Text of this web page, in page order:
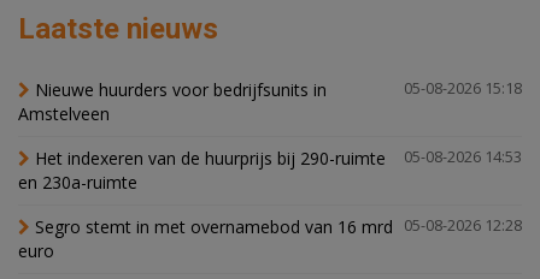
Laatste nieuws
05-08-2026 15:18
Nieuwe huurders voor bedrijfsunits in
Amstelveen
05-08-2026 14:53
Het indexeren van de huurprijs bij 290-ruimte
en 230a-ruimte
05-08-2026 12:28
Segro stemt in met overnamebod van 16 mrd
euro